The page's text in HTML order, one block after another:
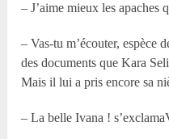
– J’aime mieux les
– Vas-tu m’écouter, espèce
des documents que Kara
Mais il lui a pris encore sa
– La belle Ivana !